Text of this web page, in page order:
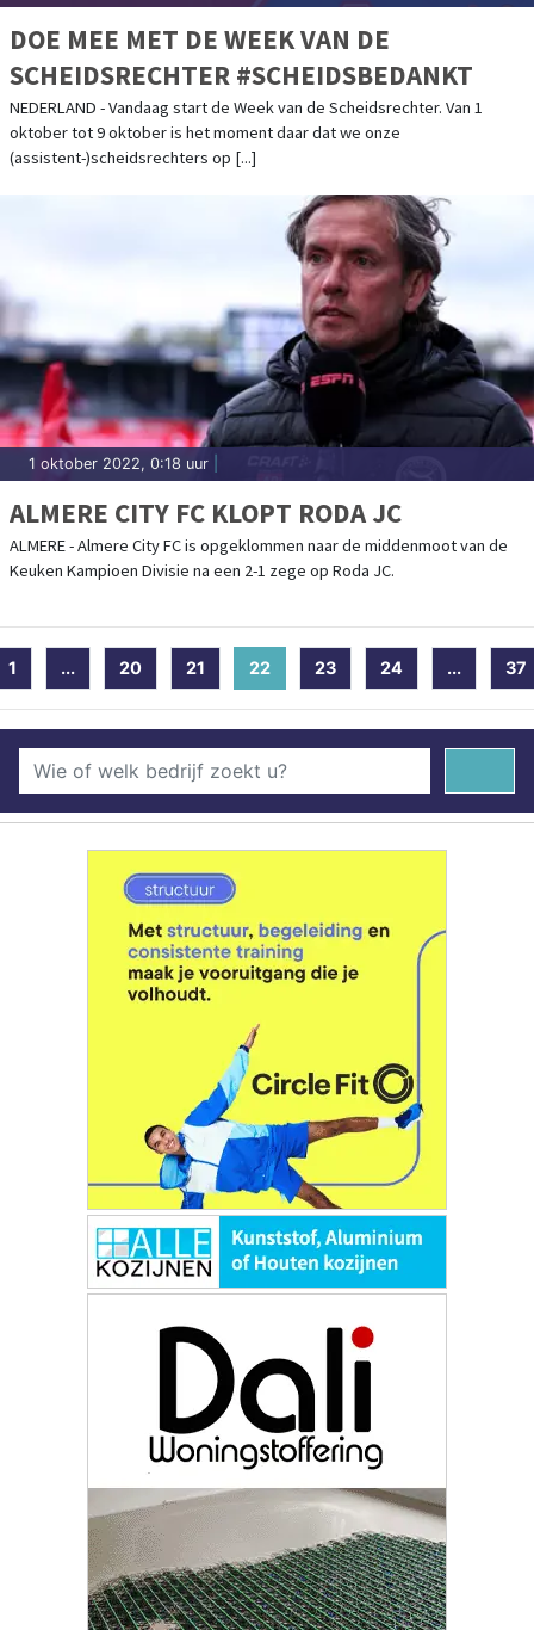
DOE MEE MET DE WEEK VAN DE
SCHEIDSRECHTER #SCHEIDSBEDANKT
NEDERLAND - Vandaag start de Week van de Scheidsrechter. Van 1
oktober tot 9 oktober is het moment daar dat we onze
(assistent-)scheidsrechters op [...]
1 oktober 2022, 0:18 uur
ALMERE CITY FC KLOPT RODA JC
ALMERE - Almere City FC is opgeklommen naar de middenmoot van de
Keuken Kampioen Divisie na een 2-1 zege op Roda JC.
1 ... 20 21 22(current)
23 24 ... 37